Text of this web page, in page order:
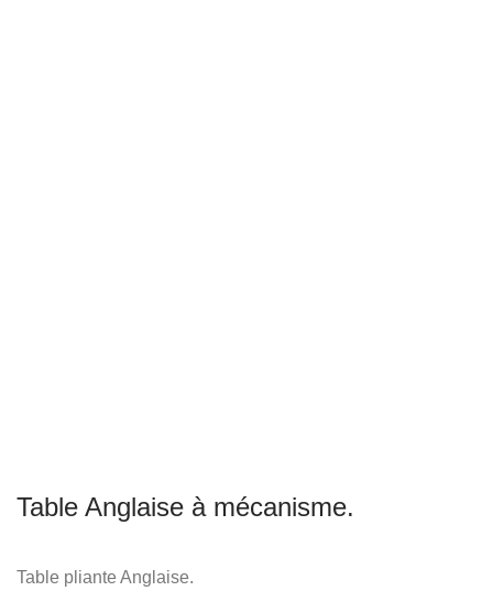
Table Anglaise à mécanisme.
Table pliante Anglaise.